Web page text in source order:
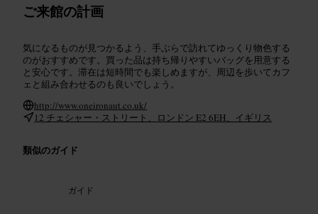
ご来館の計画
気になるものが見つかるよう、手ぶらで訪れてゆっくり物色する
のがおすすめです。買った品は持ち帰りやすいバッグを用意する
と安心です。滞在は短時間でも楽しめますが、周辺を歩いてカフ
ェと組み合わせるのも良いでしょう。
http://www.oneironaut.co.uk/
12 チェシャー・ストリート、ロンドン E2 6EH、イギリス
類似のガイド
ガイド